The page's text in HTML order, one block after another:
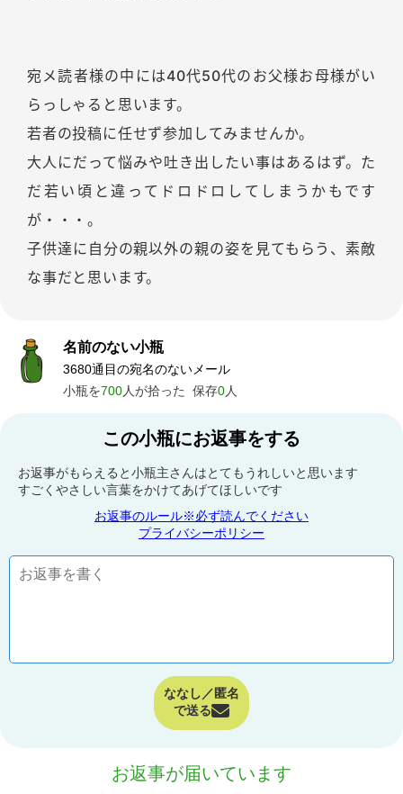
宛メ読者様の中には40代50代のお父様お母様がい
らっしゃると思います。
若者の投稿に任せず参加してみませんか。
大人にだって悩みや吐き出したい事はあるはず。た
だ若い頃と違ってドロドロしてしまうかもです
が・・・。
子供達に自分の親以外の親の姿を見てもらう、素敵
な事だと思います。
名前のない小瓶
3680通目の宛名のないメール
小瓶を700 人が拾った 保存0 人
この小瓶にお返事をする
お返事がもらえると小瓶主さんはとてもうれしいと思います
すごくやさしい言葉をかけてあげてほしいです
お返事のルール※必ず読んでください
プライバシーポリシー
ななし／匿名
で送る
お返事が届いています